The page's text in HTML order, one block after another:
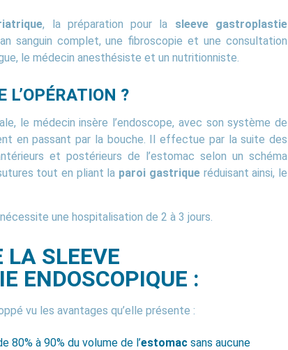
, la préparation pour la sleeve gastroplastie
sanguin complet, une fibroscopie et une consultation
le médecin anesthésiste et un nutritionniste.
L’OPÉRATION ?
le médecin insère l’endoscope, avec son système de
en passant par la bouche. Il effectue par la suite des
et postérieurs de l’estomac selon un schéma
tout en pliant la paroi gastriqueréduisant ainsi, le
une hospitalisation de 2 à 3 jours.
LA SLEEVE
ENDOSCOPIQUE :
vu les avantages qu’elle présente :
80% à 90% du volume de l’estomac sans aucune